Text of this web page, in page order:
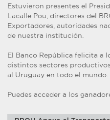
Estuvieron presentes el
Lacalle Pou, directores del
Exportadores, autoridades
de nuestra institución.
El Banco República felicita a
distintos sectores
al Uruguay en todo el mundo.
Puedes acceder a los